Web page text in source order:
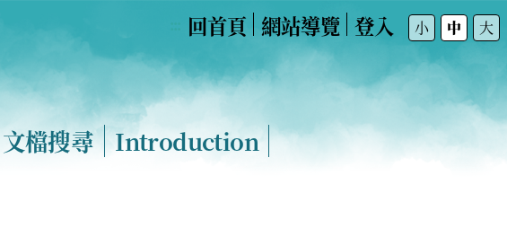
回首頁 網站導覽 登入 小 中 大
文檔搜尋 Introduction